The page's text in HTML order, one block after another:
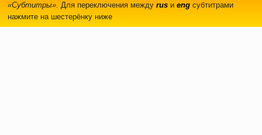
«Субтитры». Для переключения между rus и eng субтитрами
нажмите на шестерёнку ниже